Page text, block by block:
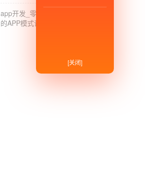
app开发_零基础软件开发_可以赚钱
的APP模式详解
[关闭]